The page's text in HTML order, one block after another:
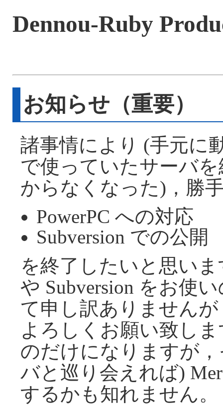
Dennou-Ruby
お知らせ（重要）
諸事情により (手元に
で使っていたサーバ
からなくなった)，勝
PowerPC への対応
Subversion での公開
を終了したいと思い
や Subversion をお使
て申し訳ありません
よろしくお願い致し
のだけになりますが
バと巡り会えれば)
するかも知れません。